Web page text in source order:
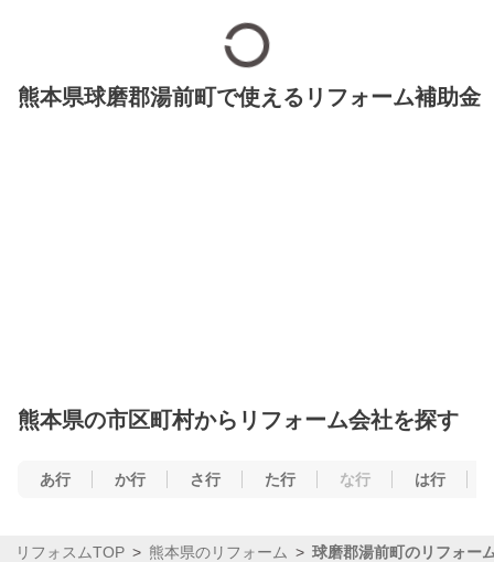
熊本県球磨郡湯前町で使えるリフォーム補助金
熊本県の市区町村からリフォーム会社を探す
あ行 か行 さ行 た行 な行 は行
リフォスムTOP 熊本県のリフォーム 球磨郡湯前町のリフォー